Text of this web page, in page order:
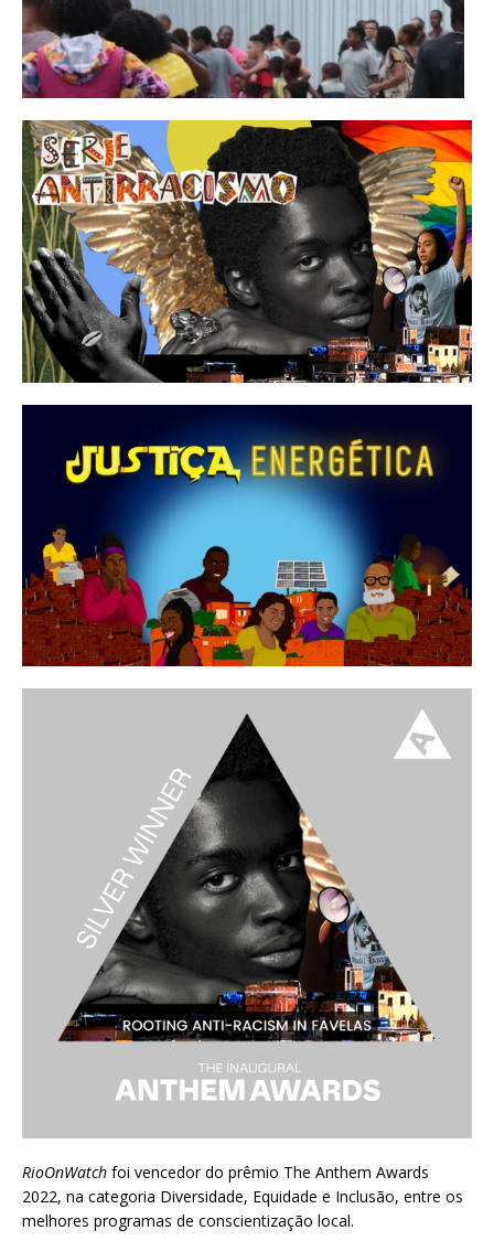
RioOnWatch foi vencedor do prêmio The Anthem Awards
2022, na categoria Diversidade, Equidade e Inclusão, entre os
melhores programas de conscientização local.